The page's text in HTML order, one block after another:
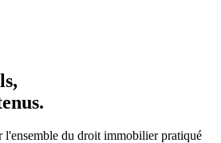
l'ensemble du droit immobilier pratiqué